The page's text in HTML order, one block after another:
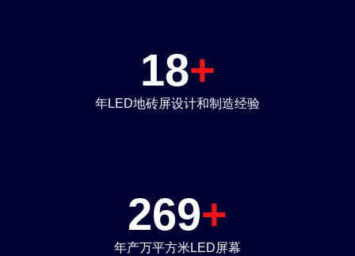
20+
年LED地砖屏设计和制造经验
300+
年产万平方米LED屏幕